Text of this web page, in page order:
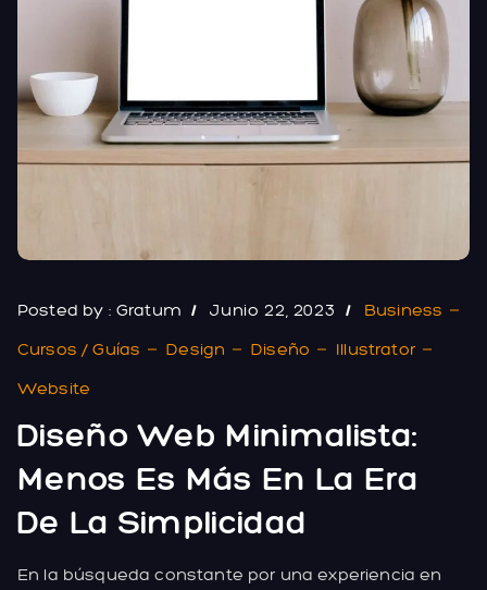
Posted by : Gratum Junio 22, 2023
Business
Cursos / Guías
Design Diseño
Illustrator
Website
Diseño Web Minimalista:
Menos Es Más En La Era
De La Simplicidad
En la búsqueda constante por una experiencia en